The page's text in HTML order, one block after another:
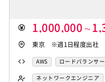
1,000,000 ～
東京 ※週1日程度出社
AWS ロードバランサー
ネットワークエンジニア